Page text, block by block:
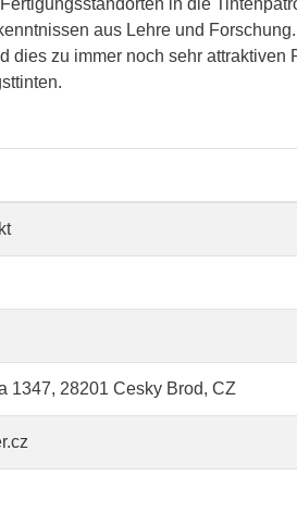
in die
aus Lehre und
zu immer noch sehr attraktiven
1347, 28201 Cesky Brod, CZ